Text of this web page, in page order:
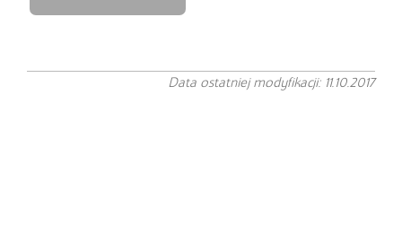
Data ostatniej modyfikacji: 11.10.2017